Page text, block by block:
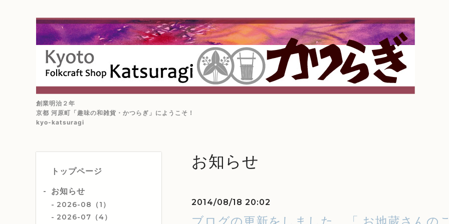
創業明治２年
京都 河原町「趣味の和雑貨・かつらぎ」にようこそ！
kyo-katsuragi
トップページ
お知らせ
2026-08（1）
2026-07（4）
お知らせ
2014/08/18 20:02